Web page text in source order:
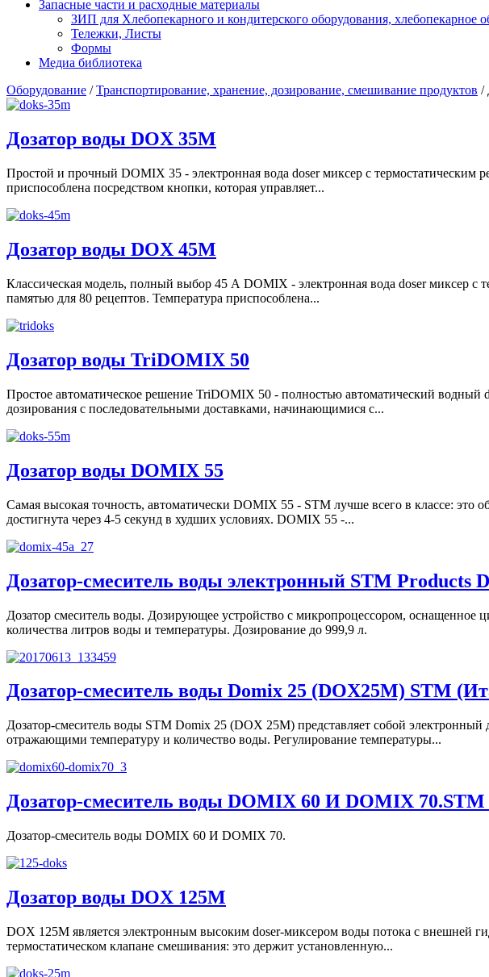
Запасные части и расходные материалы
ЗИП для Хлебопекарного и кондитерского оборудования, хлебопекарное
Тележки, Листы
Формы
Медиа библиотека
Оборудование /Транспортирование, хранение, дозирование, смешивание продуктов /
Дозатор воды DOX 35M
Простой и прочный DOMIX 35 - электронная вода doser миксер с термостатическим
приспособлена посредством кнопки, которая управляет...
Дозатор воды DOX 45M
Классическая модель, полный выбор 45 А DOMIX - электронная вода doser миксер с
памятью для 80 рецептов. Температура приспособлена...
Дозатор воды TriDOMIX 50
Простое автоматическое решение TriDOMIX 50 - полностью автоматический
дозирования с последовательными доставками, начинающимися с...
Дозатор воды DOMIX 55
Самая высокая точность, автоматически DOMIX 55 - STM лучше всего в классе: это
достигнута через 4-5 секунд в худших условиях. DOMIX 55 -...
Дозатор-смеситель воды электронный STM Products
Дозатор смеситель воды. Дозирующее устройство с микропроцессором,
количества литров воды и температуры. Дозирование до 999,9 л.
Дозатор-смеситель воды Domix 25 (DOX25M) STM
Дозатор-смеситель воды STM Domix 25 (DOX 25M) представляет собой
отражающими температуру и количество воды. Регулирование температуры...
Дозатор-смеситель воды DOMIX 60 И DOMIX
Дозатор-смеситель воды DOMIX 60 И DOMIX 70.
Дозатор воды DOX 125M
DOX 125M является электронным высоким doser-миксером воды потока с внешней
термостатическом клапане смешивания: это держит установленную...